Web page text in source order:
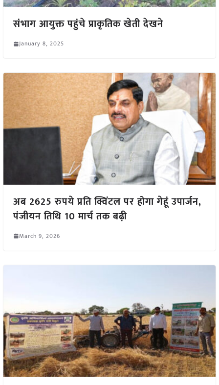
संभाग आयुक्त पहुंचे प्राकृतिक खेती देखने
January 8, 2025
अब 2625 रुपये प्रति क्विंटल पर होगा गेहूं उपार्जन,
पंजीयन तिथि 10 मार्च तक बढ़ी
March 9, 2026